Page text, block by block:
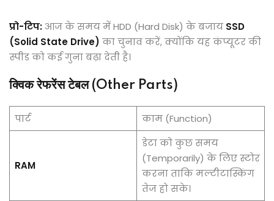
प्रो-टिप: आज के समय में HDD (Hard Disk) के बजाय SSD
(Solid State Drive) का चुनाव करें, क्योंकि यह कंप्यूटर की
स्पीड को कई गुना बढ़ा देती है।
क्विक रेफरेंस टेबल (Other Parts)
पार्ट काम (Function)
RAM
डेटा को कुछ समय
(Temporarily) के लिए स्टोर
करना ताकि मल्टीटास्किंग
तेज हो सके।